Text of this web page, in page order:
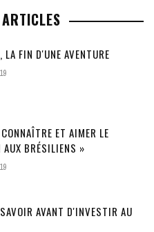
FIN D'UNE AVENTURE
ET AIMER LE
AUX BRÉSILIENS »
AVANT D'INVESTIR AU